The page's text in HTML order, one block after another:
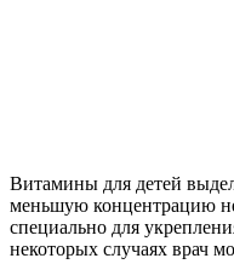
Витамины для детей
меньшую концентрацию
специально для
некоторых случаях врач